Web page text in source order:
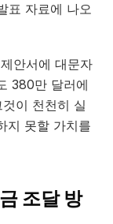
표 자료에 나오
안서에 대문자
380만 달러에
이 천천히 실
지 못할 가치를
조달 방